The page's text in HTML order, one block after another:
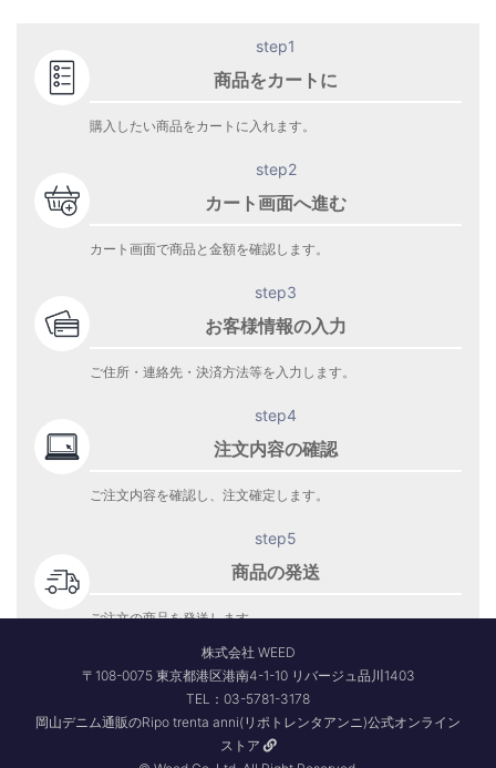
step1
商品をカートに
購入したい商品をカートに入れます。
step2
カート画面へ進む
カート画面で商品と金額を確認します。
step3
お客様情報の入力
ご住所・連絡先・決済方法等を入力します。
step4
注文内容の確認
ご注文内容を確認し、注文確定します。
step5
商品の発送
ご注文の商品を発送します。
株式会社 WEED
〒108-0075 東京都港区港南4-1-10 リバージュ品川1403
TEL：03-5781-3178
岡山デニム通販のRipo trenta anni(リポトレンタアンニ)公式オンライン
ストア